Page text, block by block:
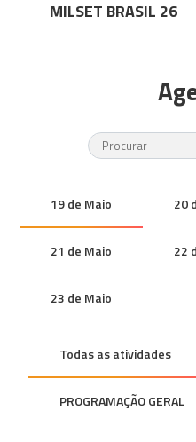
MILSET BRASIL 26
19 de Maio 20
21 de Maio 22
23 de Maio
Todas as atividades
PROGRAMAÇÃO GERAL